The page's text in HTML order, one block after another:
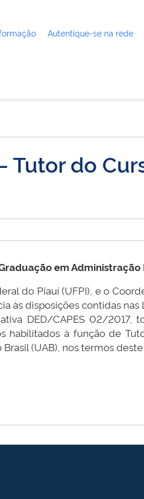
Autentique-se na rede
Tutor do
em
do Piauí (UFPI), e o
às disposições contidas
DED/CAPES 02/2017,
habilitados à função de
(UAB), nos termos